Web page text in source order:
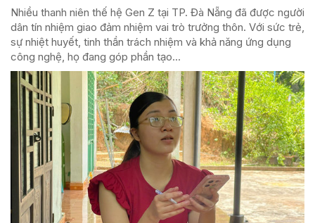
Nhiều thanh niên thế hệ Gen Z tại TP. Đà Nẵng đã được người
dân tín nhiệm giao đảm nhiệm vai trò trưởng thôn. Với sức trẻ,
sự nhiệt huyết, tinh thần trách nhiệm và khả năng ứng dụng
công nghệ, họ đang góp phần tạo...